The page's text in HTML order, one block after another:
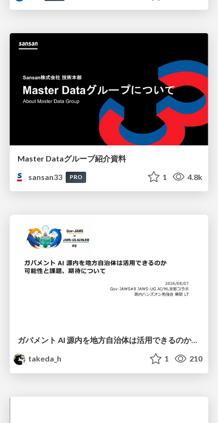
Master Dataグループ紹介資料
sansan33
PRO 1 4.8k
ガバメント AI 源内を地方自治体は活用できるのか 可能性と課題、期待について
takeda_h
1 210